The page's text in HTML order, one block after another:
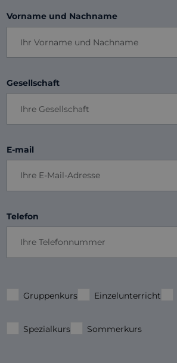
Vorname und Nachname
Gesellschaft
E-mail
Telefon
Gruppenkurs Einzelunterricht
Spezialkurs Sommerkurs